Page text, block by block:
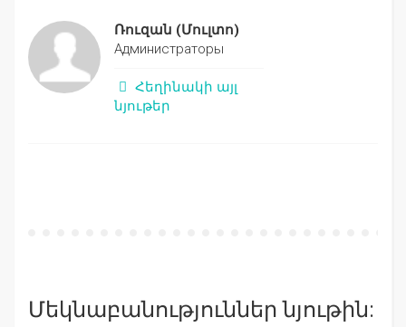
Ռուզան (Մուլտո)
Администраторы
Հեղինակի այլ
նյութեր
Մեկնաբանություններ նյութին: